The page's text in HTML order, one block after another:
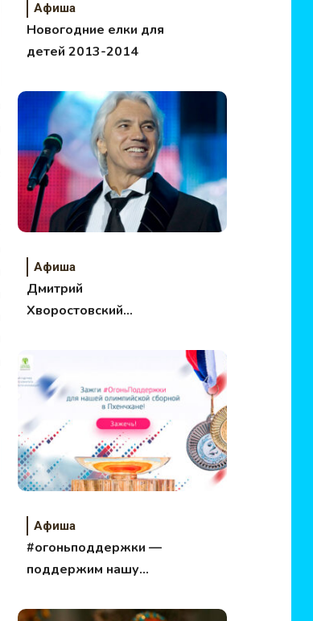
Афиша
Новогодние елки для
детей 2013-2014
Афиша
Дмитрий
Хворостовский
сцену.
Афиша
#огоньподдержки —
поддержим нашу
сборную!